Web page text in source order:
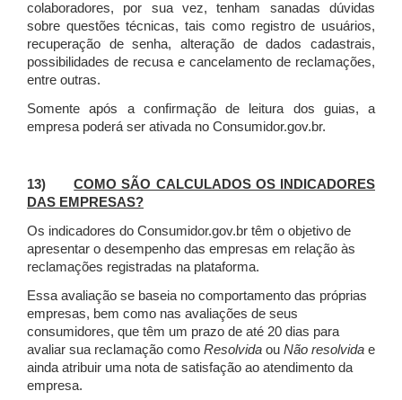
colaboradores, por sua vez, tenham sanadas dúvidas
sobre questões técnicas, tais como registro de usuários,
recuperação de senha, alteração de dados cadastrais,
possibilidades de recusa e cancelamento de reclamações,
entre outras.
Somente após a confirmação de leitura dos guias, a
empresa poderá ser ativada no Consumidor.gov.br.
13)COMO SÃO CALCULADOS OS INDICADORES
DAS EMPRESAS?
Os indicadores do Consumidor.gov.br têm o objetivo de
apresentar o desempenho das empresas em relação às
reclamações registradas na plataforma.
Essa avaliação se baseia no comportamento das próprias
empresas, bem como nas avaliações de seus
consumidores, que têm um prazo de até 20 dias para
avaliar sua reclamação como Resolvida ou Não resolvida e
ainda atribuir uma nota de satisfação ao atendimento da
empresa.